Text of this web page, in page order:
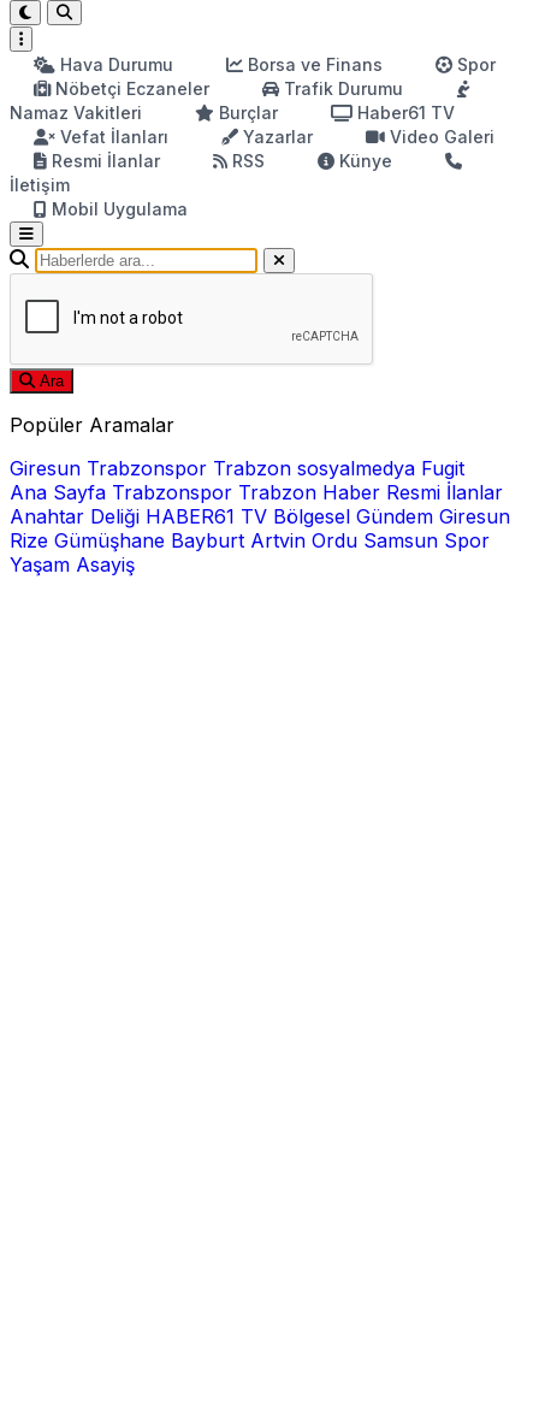
Hava Durumu Borsa ve Finans
Spor
Nöbetçi Eczaneler
Trafik Durumu
Namaz Vakitleri
Burçlar
Haber61 TV
Vefat İlanları
Yazarlar
Video Galeri
Resmi İlanlar
RSS
Künye
İletişim
Mobil Uygulama
Ara
Popüler Aramalar
Giresun Trabzonspor Trabzon sosyalmedya Fugit
Ana Sayfa Trabzonspor Trabzon Haber Resmi İlanlar
Anahtar Deliği HABER61 TV Bölgesel Gündem Giresun
Rize Gümüşhane Bayburt Artvin Ordu Samsun Spor
Yaşam Asayiş